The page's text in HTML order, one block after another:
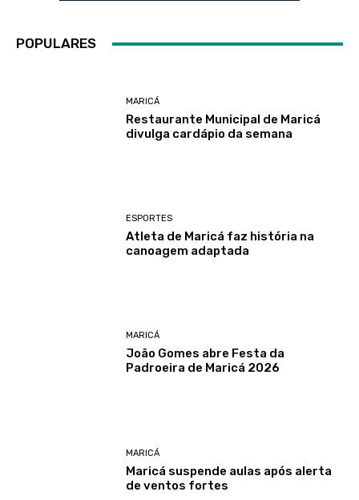
POPULARES
MARICÁ
Restaurante Municipal de Maricá
divulga cardápio da semana
ESPORTES
Atleta de Maricá faz história na
canoagem adaptada
MARICÁ
João Gomes abre Festa da
Padroeira de Maricá 2026
MARICÁ
Maricá suspende aulas após alerta
de ventos fortes